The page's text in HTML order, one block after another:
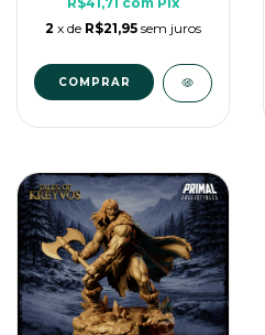
2 x de R$21,95 sem juros